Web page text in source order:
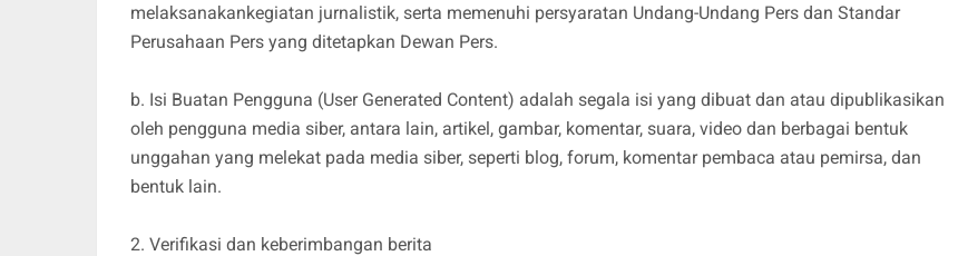
melaksanakankegiatan jurnalistik, serta memenuhi persyaratan Undang-Undang Pers dan Standar
Perusahaan Pers yang ditetapkan Dewan Pers.
b. Isi Buatan Pengguna (User Generated Content) adalah segala isi yang dibuat dan atau dipublikasikan
oleh pengguna media siber, antara lain, artikel, gambar, komentar, suara, video dan berbagai bentuk
unggahan yang melekat pada media siber, seperti blog, forum, komentar pembaca atau pemirsa, dan
bentuk lain.
2. Verifikasi dan keberimbangan berita